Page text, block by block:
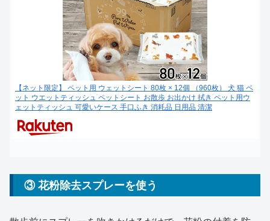
【ネット限定】 ペット用 ウェットシート 80枚 × 12個 （960枚） 犬 猫 ペ
ット ウエットティッシュ ペットシート お散歩 お出かけ 拭き ペット用ウ
ェットティッシュ 可愛いケース 手口ふき 消耗品 日用品 清潔
③ 花粉除去スプレーを使う